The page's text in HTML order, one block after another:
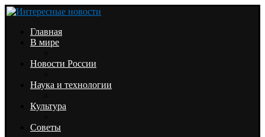
Главная
В мире
Новости России
Наука и технологии
Культура
Советы